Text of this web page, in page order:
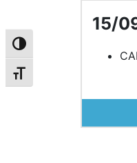
Alternar alto contraste
Alternar tamanho da fonte
15/